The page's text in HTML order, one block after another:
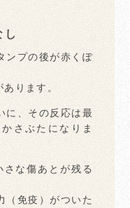
ンプの後が赤くぽ
ります。
に、その反応は最
さぶたになりま
な傷あとが残る
（免疫）がついた